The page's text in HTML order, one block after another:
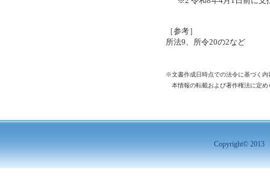
［参考］
所法9、所令20の2など
※文書作成日時点での法令に基づく内
本情報の転載および著作権法に定め
Copyright©